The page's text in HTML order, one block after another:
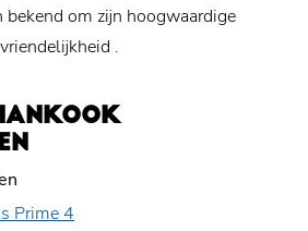
bekend om zijn hoogwaardige
.
Prime 4